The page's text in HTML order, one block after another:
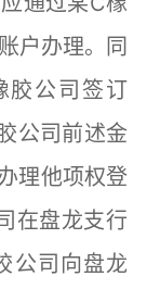
户办理。同
胶公司签订
公司前述金
理他项权登
在盘龙支行
公司向盘龙